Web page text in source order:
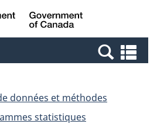
Passer
au
Passer
à
Canada
et
données et méthodes
statistiques